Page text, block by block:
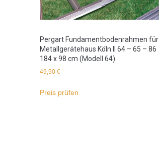
Pergart Fundamentbodenrahmen für
Metallgerätehaus Köln II 64 – 65 – 86
184 x 98 cm (Modell 64)
49,90 €
Preis prüfen